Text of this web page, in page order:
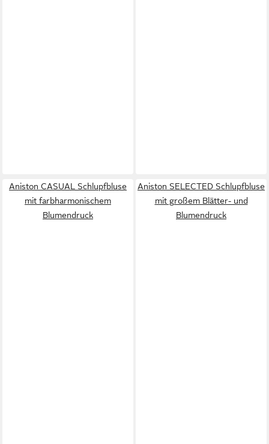
Aniston CASUAL Schlupfbluse
mit farbharmonischem
Blumendruck
Aniston SELECTED Schlupfbluse
mit großem Blätter- und
Blumendruck